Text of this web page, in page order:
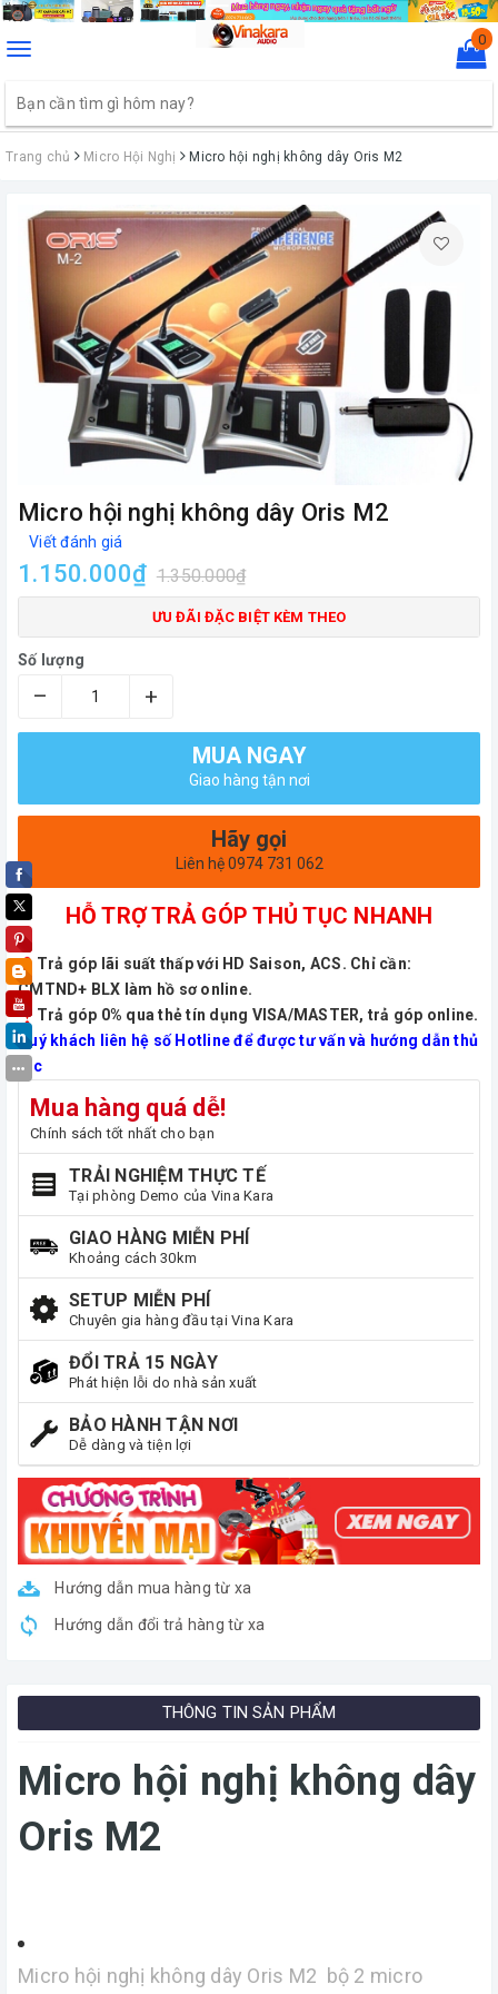
Toggle
0
Trang chủ Micro Hội Nghị Micro hội nghị không dây Oris M2
Micro hội nghị không dây Oris M2
Viết đánh giá
1.150.000₫ 1.350.000₫
ƯU ĐÃI ĐẶC BIỆT KÈM THEO
Số lượng
– +
MUA NGAY
Giao hàng tận nơi
Hãy gọi
Liên hệ 0974 731 062
HỖ TRỢ TRẢ GÓP THỦ TỤC NHANH
Trả góp lãi suất thấp với HD Saison, ACS. Chỉ cần:
CMTND+ BLX làm hồ sơ online.
Trả góp 0% qua thẻ tín dụng VISA/MASTER, trả góp online.
Quý khách liên hệ số Hotline để được tư vấn và hướng dẫn thủ
tục
Mua hàng quá dễ!
Chính sách tốt nhất cho bạn
TRẢI NGHIỆM THỰC TẾ
Tại phòng Demo của Vina Kara
GIAO HÀNG MIỄN PHÍ
Khoảng cách 30km
SETUP MIỄN PHÍ
Chuyên gia hàng đầu tại Vina Kara
ĐỔI TRẢ 15 NGÀY
Phát hiện lỗi do nhà sản xuất
BẢO HÀNH TẬN NƠI
Dễ dàng và tiện lợi
Hướng dẫn mua hàng từ xa
Hướng dẫn đổi trả hàng từ xa
THÔNG TIN SẢN PHẨM
Micro hội nghị không dây
Oris M2
Micro hội nghị không dây Oris M2 bộ 2 micro